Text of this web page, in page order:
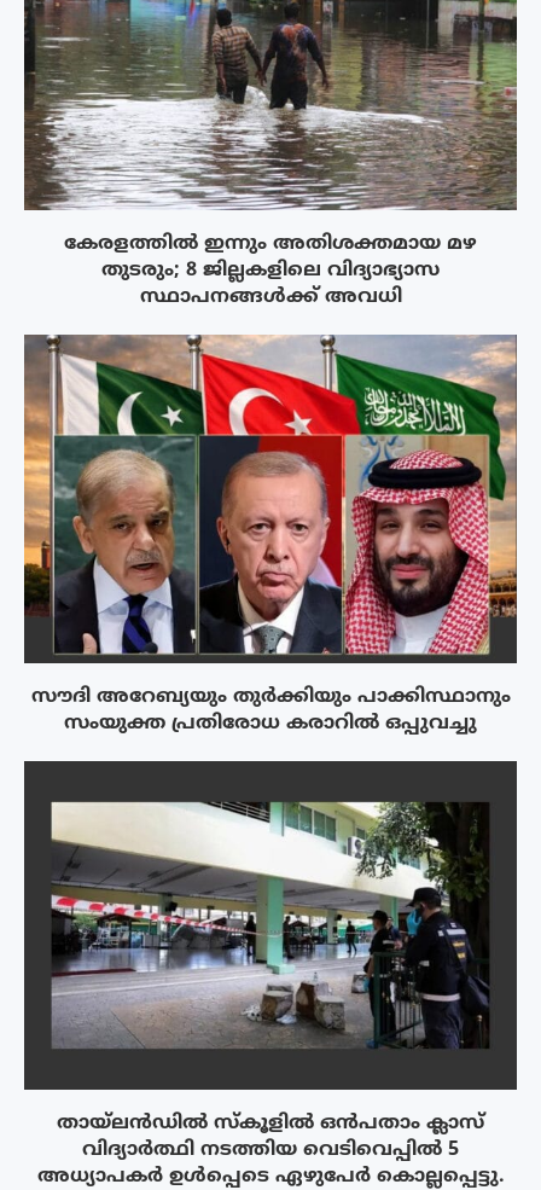
കേരളത്തിൽ ഇന്നും അതിശക്തമായ മഴ
തുടരും; 8 ജില്ലകളിലെ വിദ്യാഭ്യാസ
സ്ഥാപനങ്ങൾക്ക് അവധി
സൗദി അറേബ്യയും തുർക്കിയും പാക്കിസ്ഥാനും
സംയുക്ത പ്രതിരോധ കരാറിൽ ഒപ്പുവച്ചു
തായ്‌ലൻഡിൽ സ്കൂളിൽ ഒൻപതാം ക്ലാസ്
വിദ്യാർത്ഥി നടത്തിയ വെടിവെപ്പിൽ 5
അധ്യാപകർ ഉൾപ്പെടെ ഏഴുപേർ കൊല്ലപ്പെട്ടു.